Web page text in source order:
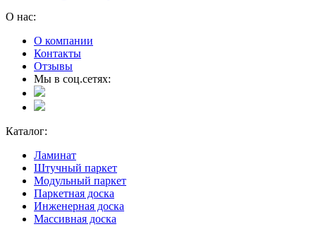
О нас:
О компании
Контакты
Отзывы
Мы в соц.сетях:
Каталог:
Ламинат
Штучный паркет
Модульный паркет
Паркетная доска
Инженерная доска
Массивная доска